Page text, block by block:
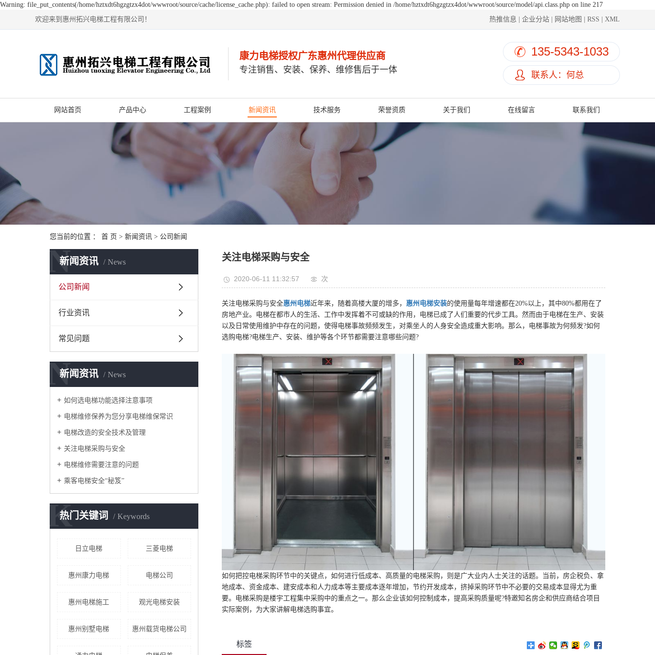
Warning: file_put_contents(/home/hztxdt6hgzgtzx4dot/wwwroot/source/cache/license_cache.php): failed to open stream: Permission denied in /home/hztxdt6hgzgtzx4dot/wwwroot/source/model/api.class.php on line 217
欢迎来到惠州拓兴电梯工程有限公司！
热推信息 企业分站 网站地图 RSS XML
康力电梯授权广东惠州代理供应商
专注销售、安装、保养、维修售后于一体
135-5343-1033
联系人：何总
网站首页 产品中心 工程案例 新闻资讯 技术服务 荣誉资质 关于我们 在线留言 联系我们
您当前的位置 ： 首 页 > 新闻资讯 > 公司新闻
新闻资讯 News
N
公司新闻
行业资讯
常见问题
新闻资讯 News
N
如何选电梯功能选择注意事项
电梯维修保养为您分享电梯维保常识
电梯改造的安全技术及管理
关注电梯采购与安全
电梯维修需要注意的问题
乘客电梯安全“秘笈”
热门关键词 Keywords
K
日立电梯 三菱电梯
惠州康力电梯 电梯公司
惠州电梯施工 观光电梯安装
惠州别墅电梯 惠州载货电梯公司
关注电梯采购与安全
2020-06-11 11:32:57 次
关注电梯采购与安全惠州电梯近年来，随着高楼大厦的增多， 惠州电梯安装的使用量每年增速都在20%以上，其中80%都用在了
房地产业。电梯在都市人的生活、工作中发挥着不可或缺的作用，电梯已成了人们重要的代步工具。然而由于电梯在生产、安装
以及日常使用维护中存在的问题，使得电梯事故频频发生，对乘坐人的人身安全造成重大影响。那么，电梯事故为何频发?如何
选购电梯?电梯生产、安装、维护等各个环节都需要注意哪些问题?
如何把控电梯采购环节中的关键点，如何进行低成本、高质量的电梯采购，则是广大业内人士关注的话题。当前，房企税负、拿
地成本、资金成本、建安成本和人力成本等主要成本逐年增加，节约开发成本，挤掉采购环节中不必要的交易成本显得尤为重
要。电梯采购是楼宇工程集中采购中的重点之一。那么企业该如何控制成本，提高采购质量呢?特邀知名房企和供应商结合项目
实际案例，为大家讲解电梯选购事宜。
标签